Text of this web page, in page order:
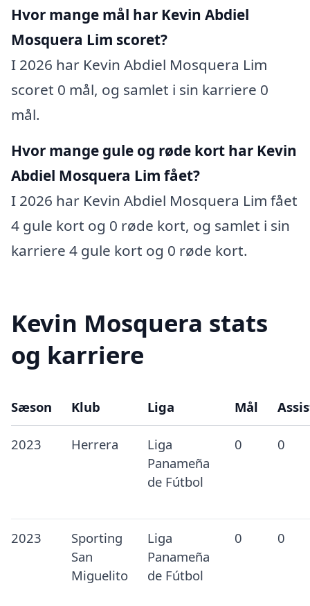
Hvor mange mål har Kevin Abdiel
Mosquera Lim scoret?
I 2026 har Kevin Abdiel Mosquera Lim
scoret 0 mål, og samlet i sin karriere 0
mål.
Hvor mange gule og røde kort har Kevin
Abdiel Mosquera Lim fået?
I 2026 har Kevin Abdiel Mosquera Lim fået
4 gule kort og 0 røde kort, og samlet i sin
karriere 4 gule kort og 0 røde kort.
Kevin Mosquera stats
og karriere
Sæson Klub Liga Mål
2023 Herrera
Liga
Panameña
de Fútbol
0 0
2023
Sporting
San
Miguelito
Liga
Panameña
de Fútbol
0 0